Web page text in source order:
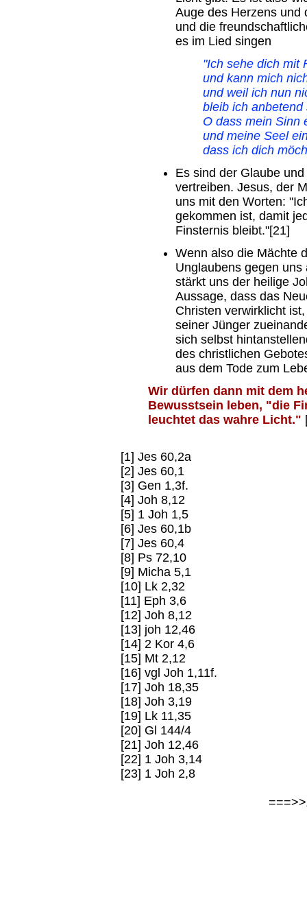
Auge des Herzens und
und die
es im Lied singen
"Ich sehe dich mit
und kann mich
und weil ich nun
bleib ich anbetend
O dass mein Sinn
und meine Seel
dass ich dich
Es sind der Glaube
vertreiben. Jesus, der
uns mit den Worten:
gekommen ist, damit
Finsternis bleibt."[21]
Wenn also die Mächte
Unglaubens gegen
stärkt uns der heilige
Aussage, dass das
Christen verwirklicht
seiner Jünger
sich selbst
des christlichen
aus dem Tode zum
Wir dürfen dann mit dem
Bewusstsein leben, "die
leuchtet das wahre Licht."
[1] Jes 60,2a
[2] Jes 60,1
[3] Gen 1,3f.
[4] Joh 8,12
[5] 1 Joh 1,5
[6] Jes 60,1b
[7] Jes 60,4
[8] Ps 72,10
[9] Micha 5,1
[10] Lk 2,32
[11] Eph 3,6
[12] Joh 8,12
[13] joh 12,46
[14] 2 Kor 4,6
[15] Mt 2,12
[16] vgl Joh 1,11f.
[17] Joh 18,35
[18] Joh 3,19
[19] Lk 11,35
[20] Gl 144/4
[21] Joh 12,46
[22] 1 Joh 3,14
[23] 1 Joh 2,8